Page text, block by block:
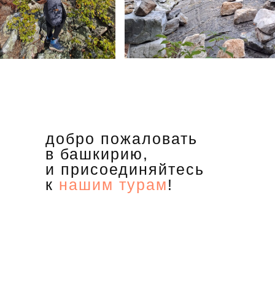
добро пожаловать
в башкирию,
и присоединяйтесь
к нашим турам!
вопросы